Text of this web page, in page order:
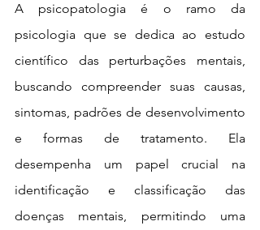
A psicopatologia é o ramo da
psicologia que se dedica ao estudo
científico das perturbações mentais,
buscando compreender suas causas,
sintomas, padrões de desenvolvimento
e formas de tratamento. Ela
desempenha um papel crucial na
identificação e classificação das
doenças mentais, permitindo uma